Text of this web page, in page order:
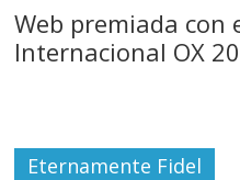
Web premiada con
Internacional OX
Eternamente Fidel